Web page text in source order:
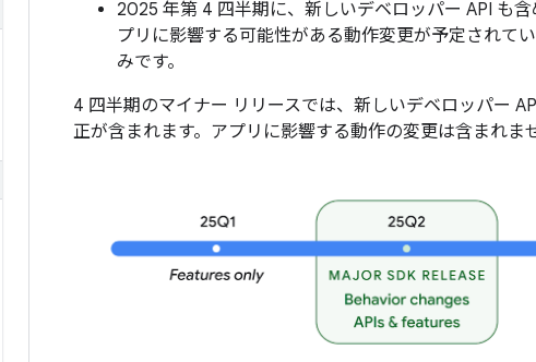
2025 年第 4 四半期に、新しいデベロッパー API も
プリに影響する可能性がある動作変更が予定されて
みです。
4 四半期のマイナー リリースでは、新しいデベロッパー
正が含まれます。アプリに影響する動作の変更は含まれま